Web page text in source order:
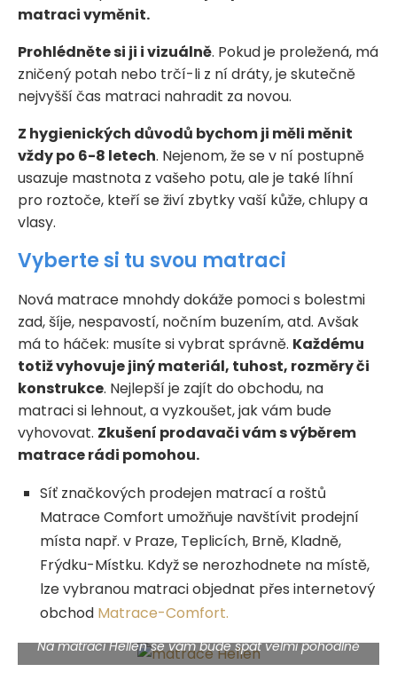
matraci vyměnit.
Prohlédněte si ji i vizuálně. Pokud je proležená, má
zničený potah nebo trčí-li z ní dráty, je skutečně
nejvyšší čas matraci nahradit za novou.
Z hygienických důvodů bychom ji měli měnit
vždy po 6-8 letech. Nejenom, že se v ní postupně
usazuje mastnota z vašeho potu, ale je také líhní
pro roztoče, kteří se živí zbytky vaší kůže, chlupy a
vlasy.
Vyberte si tu svou matraci
Nová matrace mnohdy dokáže pomoci s bolestmi
zad, šíje, nespavostí, nočním buzením, atd. Avšak
má to háček: musíte si vybrat správně. Každému
totiž vyhovuje jiný materiál, tuhost, rozměry či
konstrukce. Nejlepší je zajít do obchodu, na
matraci si lehnout, a vyzkoušet, jak vám bude
vyhovovat. Zkušení prodavači vám s výběrem
matrace rádi pomohou.
Síť značkových prodejen matrací a roštů
Matrace Comfort umožňuje navštívit prodejní
místa např. v Praze, Teplicích, Brně, Kladně,
Frýdku-Místku. Když se nerozhodnete na místě,
lze vybranou matraci objednat přes internetový
obchod Matrace-Comfort.
Na matraci Hellen se vám bude spát velmi pohodlně